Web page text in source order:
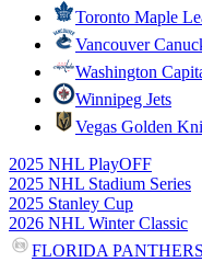
Toronto Maple
Vancouver
Washington
Winnipeg Jets
Vegas Golden
2025 NHL PlayOFF
2025 NHL Stadium Series
2025 Stanley Cup
2026 NHL Winter Classic
FLORIDA